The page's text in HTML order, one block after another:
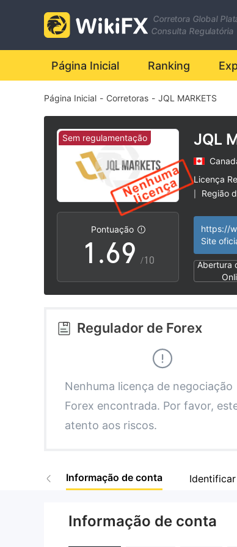
Corretora Global
Consulta Regulatória
Página Inicial Ranking
Página Inicial - Corretoras - JQL MARKETS
Sem regulamentação
Pontuação
0
1
2
3
5
6
8
9
.
0
1
2
3
4
5
6
7
8
3
4
5
6
7
8
9 /10
JQL
Licença
Região
https://
Site
Abertura
Regulador de Forex
Nenhuma licença de negociação
Forex encontrada. Por favor,
atento aos riscos.
Informação de conta
Informação de conta